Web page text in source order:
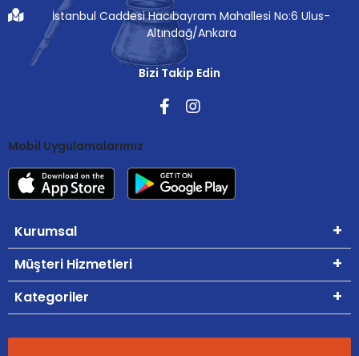
İstanbul Caddesi Hacıbayram Mahallesi No:6 Ulus-
Altındağ/Ankara
Bizi Takip Edin
Mobil Uygulamalarımız
Kurumsal
Müşteri Hizmetleri
Kategoriler